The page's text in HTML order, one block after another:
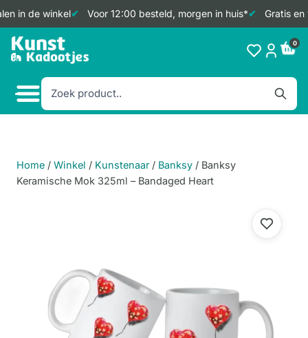
in de winkel Voor 12:00 besteld, morgen in huis* Gratis en
Doorgaan
naar
0
Home / Winkel / Kunstenaar / Banksy / Banksy
Keramische Mok 325ml – Bandaged Heart